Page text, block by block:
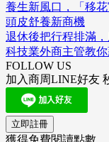
養生新風口，「移
頭皮舒養新商機
退休後把行程排滿
科技業外商主管教
FOLLOW US
加入商周LINE好友
立即註冊
獲得免費閱讀點數